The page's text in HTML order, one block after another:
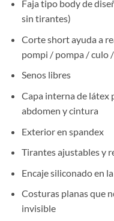
Faja tipo body de
sin tirantes)
Corte short ayuda a
pompi / pompa / culo
Senos libres
Capa interna de látex
abdomen y cintura
Exterior en spandex
Tirantes ajustables y
Encaje siliconado en
Costuras planas que
invisible